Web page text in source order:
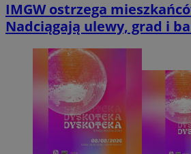
IMGW ostrzega
Nadciągają ulewy, grad i